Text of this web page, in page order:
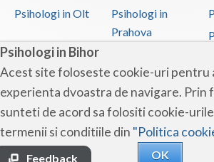
Psihologi in Bihor
Acest site foloseste cookie-uri pentru
experienta dvoastra de navigare. Prin
sunteti de acord sa folositi cookie-
termenii si conditiile din "Politica
OK
Feedback
Psihologi in Olt
Psihologi in
Prahova
Psihologi in Sibiu
Psihologi in
Suceava
Psihologi in Timis
Psihologi in Tulcea
Psihologi in Vaslui
Psihologi in
Vrancea